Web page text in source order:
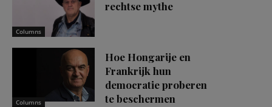
Columns
rechtse mythe
Columns
Hoe Hongarije en
Frankrijk hun
democratie proberen
te beschermen